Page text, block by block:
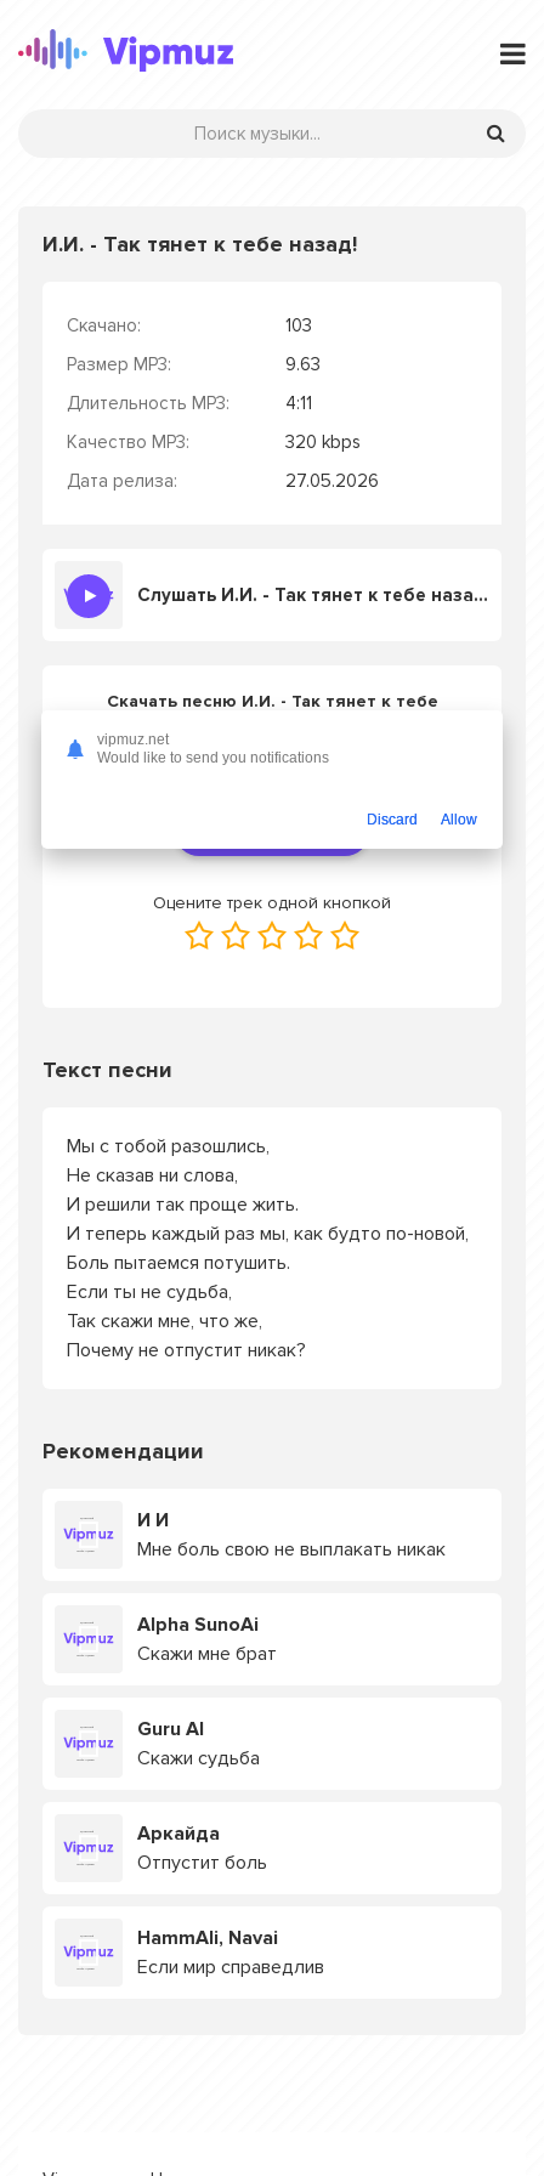
И.И. - Так тянет к тебе назад!
Скачано:
103
Размер MP3:
9.63
Длительность MP3:
4:11
Качество MP3:
320 kbps
Дата релиза:
27.05.2026
Слушать И.И. - Так тянет к тебе назад!
Скачать песню И.И. - Так тянет к тебе
бесплатно
Оцените трек одной кнопкой
Текст песни
Мы с тобой разошлись,
Не сказав ни слова,
И решили так проще жить.
И теперь каждый раз мы, как будто по-новой,
Боль пытаемся потушить.
Если ты не судьба,
Так скажи мне, что же,
Почему не отпустит никак?
Рекомендации
И И
Мне боль свою не выплакать никак
Alpha SunoAi
Скажи мне брат
Guru AI
Скажи судьба
Аркайда
Отпустит боль
HammAli, Navai
Если мир справедлив
vipmuz.net
Would like to send you notifications
Discard Allow